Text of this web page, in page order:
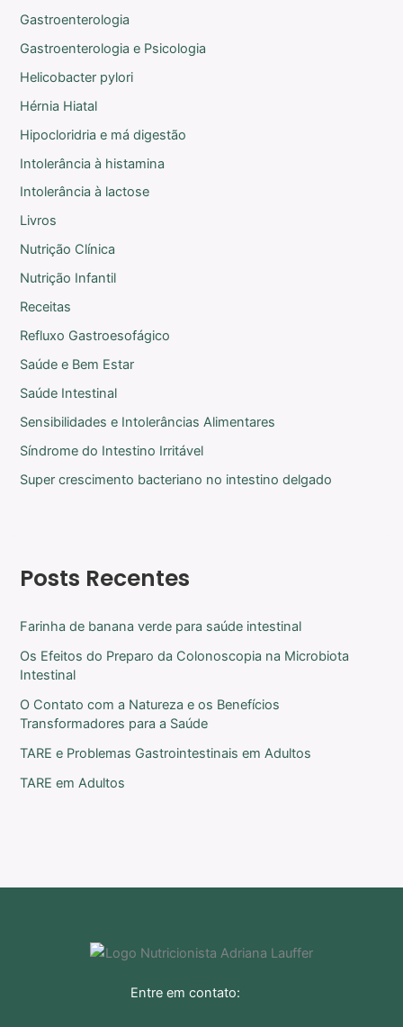
Gastroenterologia
Gastroenterologia e Psicologia
Helicobacter pylori
Hérnia Hiatal
Hipocloridria e má digestão
Intolerância à histamina
Intolerância à lactose
Livros
Nutrição Clínica
Nutrição Infantil
Receitas
Refluxo Gastroesofágico
Saúde e Bem Estar
Saúde Intestinal
Sensibilidades e Intolerâncias Alimentares
Síndrome do Intestino Irritável
Super crescimento bacteriano no intestino delgado
Posts Recentes
Farinha de banana verde para saúde intestinal
Os Efeitos do Preparo da Colonoscopia na Microbiota
Intestinal
O Contato com a Natureza e os Benefícios
Transformadores para a Saúde
TARE e Problemas Gastrointestinais em Adultos
TARE em Adultos
Entre em contato: